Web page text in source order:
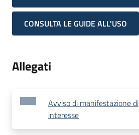
CONSULTA LE GUIDE ALL'USO
Allegati
Avviso di manifestazione di
interesse